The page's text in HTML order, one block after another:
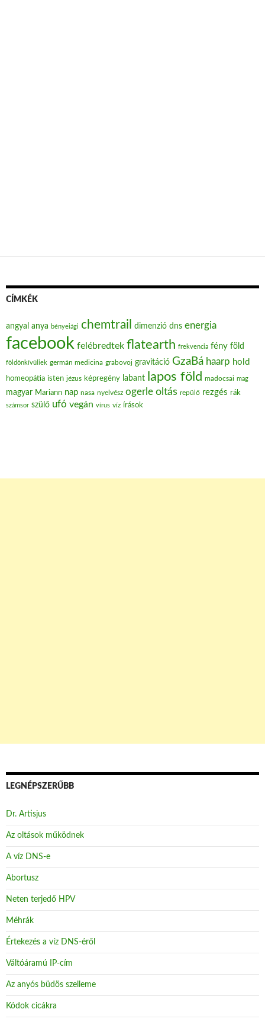
CÍMKÉK
angyal anya bényeiági chemtrail dimenzió dns energia
facebook felébredtek flatearth frekvencia fény föld
földönkívüliek germán medicina grabovoj gravitáció GzaBá haarp hold
homeopátia isten jézus képregény labant lapos föld madocsai mag
magyar Mariann nap nasa nyelvész ogerle oltás repülő rezgés rák
számsor szülő ufó vegán vírus víz írások
LEGNÉPSZERŰBB
Dr. Artisjus
Az oltások működnek
A víz DNS-e
Abortusz
Neten terjedő HPV
Méhrák
Értekezés a víz DNS-éről
Váltóáramú IP-cím
Az anyós büdös szelleme
Kódok cicákra